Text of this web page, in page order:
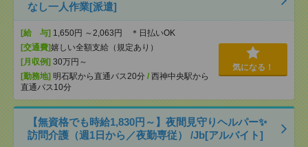
なし一人作業[派遣]
[給 与] 1,650円 ～2,063円 ＊日払いOK
[交通費]嬉しい全額支給（規定あり）
[月収例] 30万円～
[勤務地] 明石駅から直通バス20分 / 西神中央駅から
直通バス10分
気になる！
【無資格でも時給1,830円～】夜間見守りヘルパー✨
訪問介護（週1日から／夜勤専従） /Jb[アルバイト]